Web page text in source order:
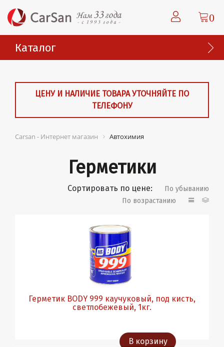
0
Каталог
ЦЕНУ И НАЛИЧИЕ ТОВАРА УТОЧНЯЙТЕ ПО
ТЕЛЕФОНУ
Carsan - Интернет магазин Автохимия
Герметики
Сортировать по цене:
По убыванию
По возрастанию
Герметик BODY 999 каучуковый, под кисть,
светлобежевый, 1кг.
В корзину